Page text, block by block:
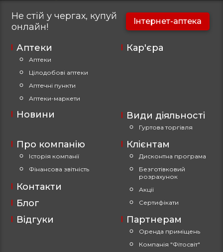
Не стій у чергах, купуй
онлайн!
Інтернет-аптека
Аптеки
Аптеки
Цілодобові аптеки
Аптечні пункти
Аптеки-маркети
Про компанію
Історія компанії
Фінансова звітність
Види діяльності
Гуртова торгівля
Контакти
Відгуки
Новини
Клієнтам
Дисконтна програма
Безготівковий
розрахунок
Акції
Сертифікати
Партнерам
Оренда приміщень
Компанія "Фітосвіт"
Блог
Кар'єра